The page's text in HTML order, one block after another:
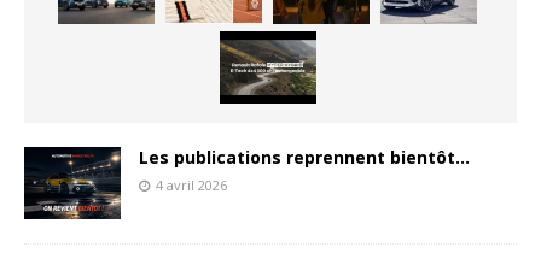
Les publications reprennent bientôt…
4 avril 2026